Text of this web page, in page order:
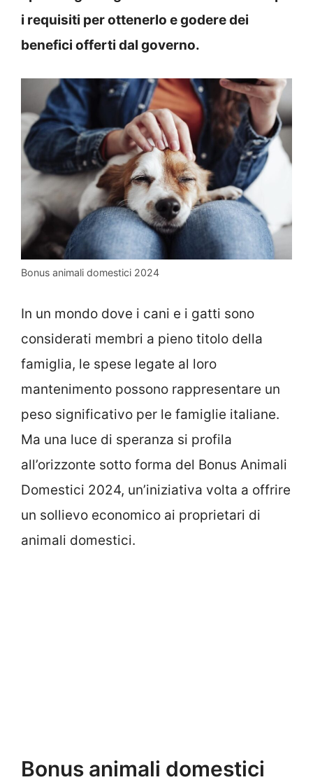
i requisiti per ottenerlo e godere dei
benefici offerti dal governo.
Bonus animali domestici 2024
In un mondo dove i cani e i gatti sono
considerati membri a pieno titolo della
famiglia, le spese legate al loro
mantenimento possono rappresentare un
peso significativo per le famiglie italiane.
Ma una luce di speranza si profila
all’orizzonte sotto forma del Bonus Animali
Domestici 2024, un’iniziativa volta a offrire
un sollievo economico ai proprietari di
animali domestici.
Bonus animali domestici